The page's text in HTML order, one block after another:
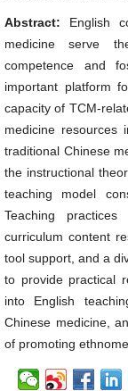
Abstract: English
medicine serve
competence and
important platform
capacity of TCM-
medicine resources
traditional Chinese
the instructional
teaching model
Teaching
curriculum content
tool support, and a
to provide practical
into English
Chinese medicine,
of promoting